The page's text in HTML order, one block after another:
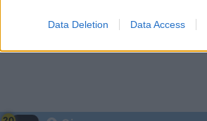
Data Deletion Data Access